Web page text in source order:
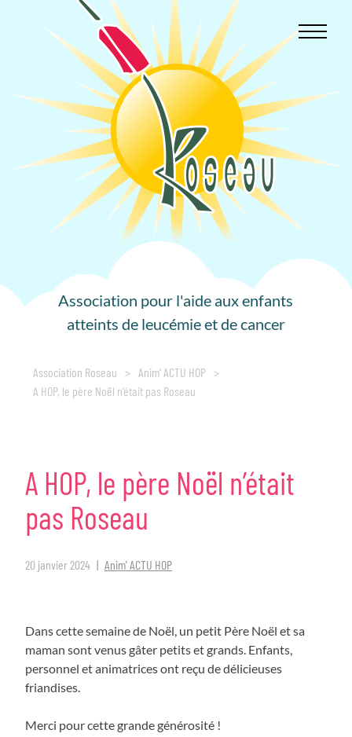
Association pour l'aide aux enfants
atteints de leucémie et de cancer
Association Roseau > Anim' ACTU HOP >
A HOP, le père Noël n’était pas Roseau
A HOP, le père Noël n’était
pas Roseau
20 janvier 2024 Anim' ACTU HOP
Dans cette semaine de Noël, un petit Père Noël et sa
maman sont venus gâter petits et grands. Enfants,
personnel et animatrices ont reçu de délicieuses
friandises.
Merci pour cette grande générosité !